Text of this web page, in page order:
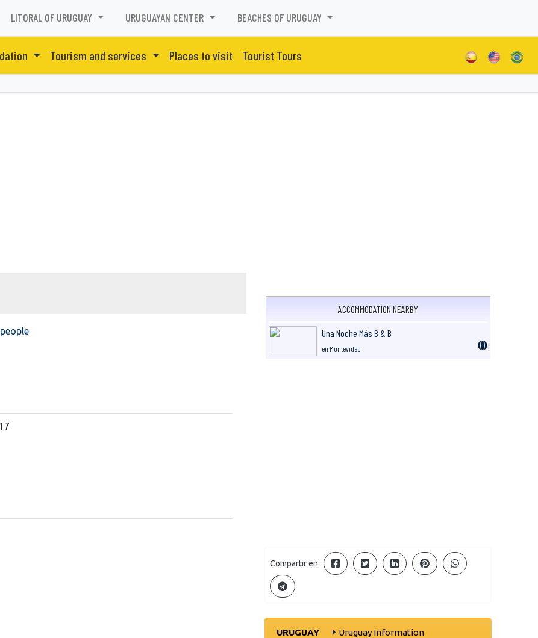
LITORAL OF URUGUAY URUGUAYAN CENTER BEACHES OF URUGUAY
Tourism and services Places to visit Tourist Tours
ACCOMMODATION NEARBY
Una Noche Más B & B
en Montevideo
Compartir en
URUGUAY
Uruguay Information